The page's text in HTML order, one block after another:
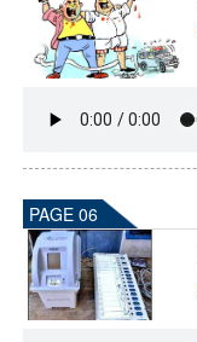
PAGE 06